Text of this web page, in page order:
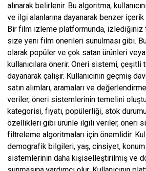
alınarak belirlenir. Bu algoritma,
ve ilgi alanlarına dayanarak benzer
Bir film izleme platformunda, izlediğiniz
size yeni film önerileri sunulması gibi.
olarak popüler ve çok satan ürünleri
kullanıcılara önerir. Öneri sistemi, çeşitli
dayanarak çalışır. Kullanıcının geçmiş
satın alımları, aramaları ve
veriler, öneri sistemlerinin temelini
kategorisi, fiyatı, popülerliği, stok
özellikleri gibi ürünle ilgili veriler, öneri
filtreleme algoritmaları için önemlidir.
demografik bilgileri, yaş, cinsiyet,
sistemlerinin daha kişiselleştirilmiş ve